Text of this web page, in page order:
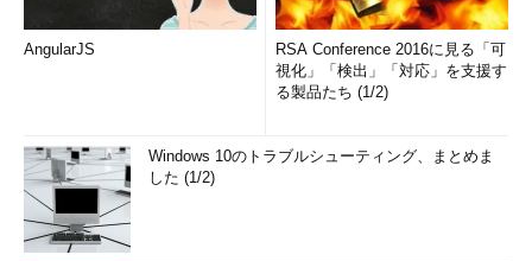
AngularJS
RSA Conference 2016に見る「可
視化」「検出」「対応」を支援す
る製品たち (1/2)
Windows 10のトラブルシューティング、まとめま
した (1/2)